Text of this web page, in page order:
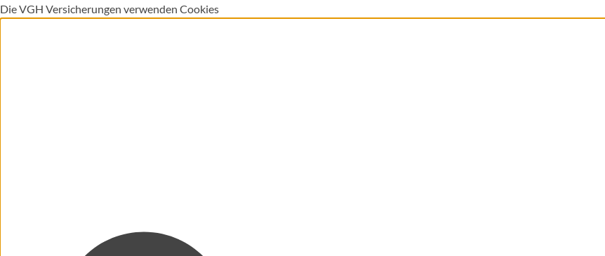
Die VGH Versicherungen verwenden Cookies